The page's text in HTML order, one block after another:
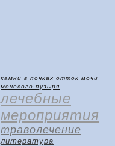
камни в почках отток мочи
мочевого пузыря
лечебные
мероприятия
траволечение
литература